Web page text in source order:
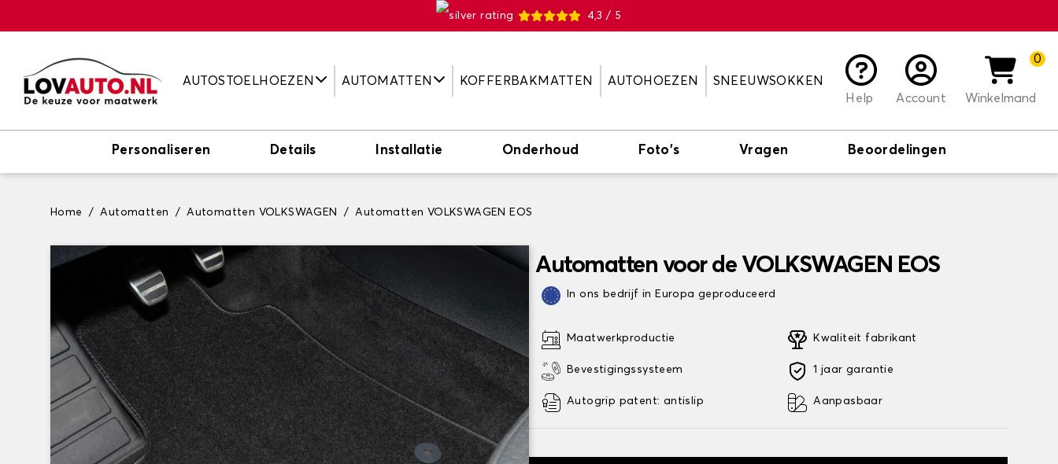
4,3 / 5
AUTOSTOELHOEZEN AUTOMATTEN KOFFERBAKMATTEN AUTOHOEZEN
SNEEUWSOKKEN
Help
Account
0
Winkelmand
Personaliseren Details Installatie Onderhoud Foto's Vragen Beoordelingen
Home Automatten Automatten VOLKSWAGEN Automatten VOLKSWAGEN EOS
Automatten voor de VOLKSWAGEN EOS
In ons bedrijf in Europa geproduceerd
Maatwerkproductie
Bevestigingssysteem
Autogrip patent: antislip
Kwaliteit fabrikant
1 jaar garantie
Aanpasbaar